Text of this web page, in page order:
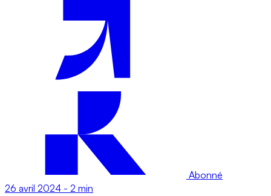
Abonné
26 avril 2024 - 2 min